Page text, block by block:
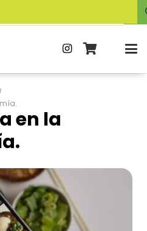
en la